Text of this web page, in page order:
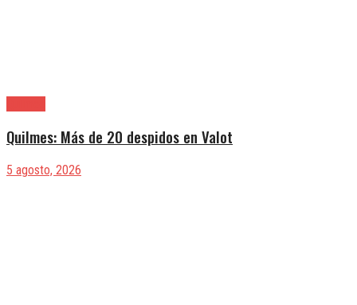
Quilmes: Más de 20 despidos en Valot
5 agosto, 2026